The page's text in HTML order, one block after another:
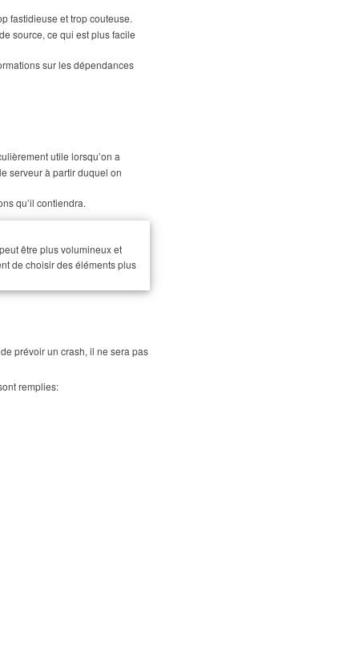
fastidieuse et trop couteuse.
source, ce qui est plus facile
sur les dépendances
utile lorsqu’on a
serveur à partir duquel on
qu’il contiendra.
être plus volumineux et
de choisir des éléments plus
prévoir un crash, il ne sera pas
remplies: